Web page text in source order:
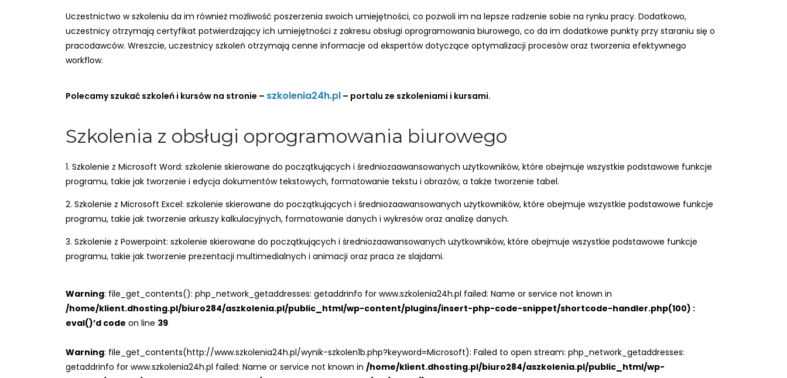
Uczestnictwo w szkoleniu da im również możliwość poszerzenia swoich umiejętności, co pozwoli im na lepsze radzenie sobie na rynku pracy. Dodatkowo,
uczestnicy otrzymają certyfikat potwierdzający ich umiejętności z zakresu obsługi oprogramowania biurowego, co da im dodatkowe punkty przy staraniu się o
pracodawców. Wreszcie, uczestnicy szkoleń otrzymają cenne informacje od ekspertów dotyczące optymalizacji procesów oraz tworzenia efektywnego
workflow.
Polecamy szukać szkoleń i kursów na stronie – szkolenia24h.pl – portalu ze szkoleniami i kursami.
Szkolenia z obsługi oprogramowania biurowego
1. Szkolenie z Microsoft Word: szkolenie skierowane do początkujących i średniozaawansowanych użytkowników, które obejmuje wszystkie podstawowe funkcje
programu, takie jak tworzenie i edycja dokumentów tekstowych, formatowanie tekstu i obrazów, a także tworzenie tabel.
2. Szkolenie z Microsoft Excel: szkolenie skierowane do początkujących i średniozaawansowanych użytkowników, które obejmuje wszystkie podstawowe funkcje
programu, takie jak tworzenie arkuszy kalkulacyjnych, formatowanie danych i wykresów oraz analizę danych.
3. Szkolenie z Powerpoint: szkolenie skierowane do początkujących i średniozaawansowanych użytkowników, które obejmuje wszystkie podstawowe funkcje
programu, takie jak tworzenie prezentacji multimedialnych i animacji oraz praca ze slajdami.
Warning: file_get_contents(): php_network_getaddresses: getaddrinfo for www.szkolenia24h.pl failed: Name or service not known in
/home/klient.dhosting.pl/biuro284/aszkolenia.pl/public_html/wp-content/plugins/insert-php-code-snippet/shortcode-handler.php(100) :
eval()’d code on line 39
Warning: file_get_contents(http://www.szkolenia24h.pl/wynik-szkolen1b.php?keyword=Microsoft): Failed to open stream: php_network_getaddresses:
getaddrinfo for www.szkolenia24h.pl failed: Name or service not known in /home/klient.dhosting.pl/biuro284/aszkolenia.pl/public_html/wp-